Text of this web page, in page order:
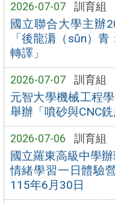
2026-07-07 訓育組
國立聯合大學主辦
「後龍漘（sǔn）
轉譯」
2026-07-07 訓育組
元智大學機械工程
舉辦「噴砂與CNC
2026-07-06 訓育組
國立羅東高級中學
情緒學習一日體驗
115年6月30日